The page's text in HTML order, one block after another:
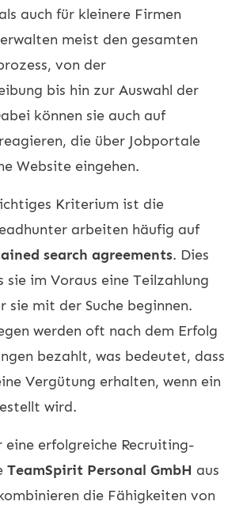
auch für kleinere Firmen
meist den gesamten
von der
bis hin zur Auswahl der
können sie auch auf
die über Jobportale
Website eingehen.
Kriterium ist die
arbeiten häufig auf
search agreements. Dies
sie im Voraus eine Teilzahlung
sie mit der Suche beginnen.
werden oft nach dem Erfolg
bezahlt, was bedeutet, dass
Vergütung erhalten, wenn ein
wird.
eine erfolgreiche Recruiting-
TeamSpirit Personal GmbH aus
die Fähigkeiten von